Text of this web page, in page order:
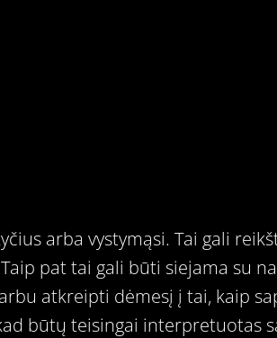
arba vystymąsi. Tai gali
pat tai gali būti siejama su
atkreipti dėmesį į tai, kaip
būtų teisingai interpretuotas